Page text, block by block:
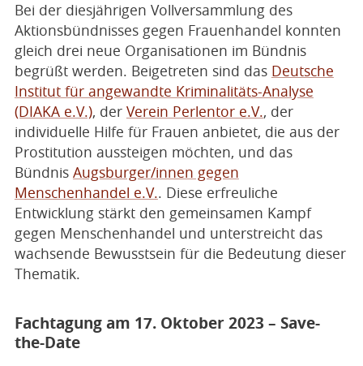
Bei der diesjährigen Vollversammlung des
Aktionsbündnisses gegen Frauenhandel konnten
gleich drei neue Organisationen im Bündnis
begrüßt werden. Beigetreten sind das Deutsche
Institut für angewandte Kriminalitäts-Analyse
(DIAKA e.V.), der Verein Perlentor e.V., der
individuelle Hilfe für Frauen anbietet, die aus der
Prostitution aussteigen möchten, und das
Bündnis Augsburger/innen gegen
Menschenhandel e.V.. Diese erfreuliche
Entwicklung stärkt den gemeinsamen Kampf
gegen Menschenhandel und unterstreicht das
wachsende Bewusstsein für die Bedeutung dieser
Thematik.
Fachtagung am 17. Oktober 2023 – Save-
the-Date